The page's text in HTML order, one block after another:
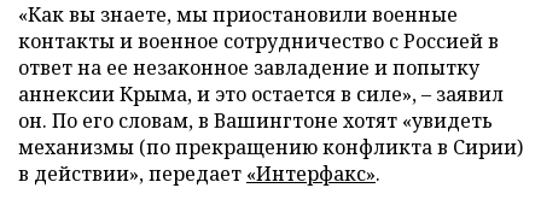
«Как вы знаете, мы приостановили военные
контакты и военное сотрудничество с Россией в
ответ на ее незаконное завладение и попытку
аннексии Крыма, и это остается в силе», – заявил
он. По его словам, в Вашингтоне хотят «увидеть
механизмы (по прекращению конфликта в Сирии)
в действии», передает «Интерфакс».